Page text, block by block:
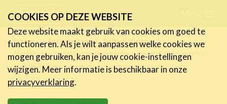
links
Jump
to
navigation
FR NL
Home Activiteiten
FeWeb Videos
MeetUp: Les 7 péchés capitaux contre le respect de la vie privée
et du GDPR
Nieuws
Activiteiten
COOKIES OP DEZE WEBSITE
Deze website maakt gebruik van cookies om goed te
functioneren. Als je wilt aanpassen welke cookies we
mogen gebruiken, kan je jouw cookie-instellingen
wijzigen. Meer informatie is beschikbaar in onze
privacyverklaring.